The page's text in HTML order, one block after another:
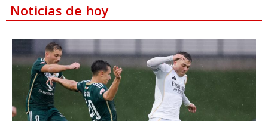
Noticias de hoy